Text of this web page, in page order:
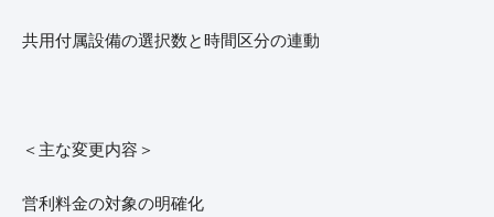
共用付属設備の選択数と時間区分の連動
＜主な変更内容＞
営利料金の対象の明確化